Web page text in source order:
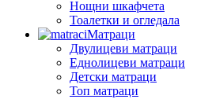
Нощни шкафчета
Тоалетки и огледала
Матраци
Двулицеви матраци
Еднолицеви матраци
Детски матраци
Топ матраци